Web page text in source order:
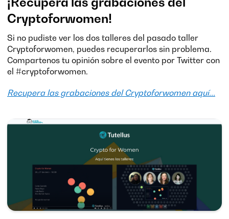
Cryptoforwomen!
Si no pudiste ver los dos talleres del pasado taller
Cryptoforwomen, puedes recuperarlos sin problema.
Compartenos tu opinión sobre el evento por Twitter con
el #cryptoforwomen.
Recupera las grabaciones del Cryptoforwomen aquí...